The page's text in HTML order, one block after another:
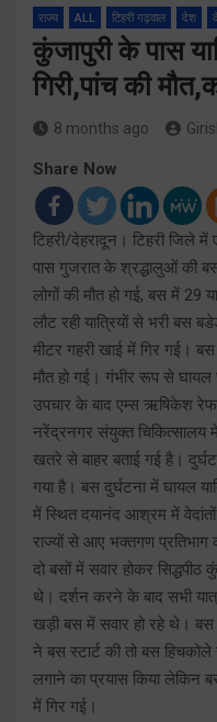
राज्य ALL टिहरी गढ़वाल देश
कुंजापुरी के पास
गिरी,पांच की
8 months ago
Share Now
टिहरी/देहरादून। टिहरी जिले
पास गुजरात के श्रद्धालुओं की
लोगों की मौत हो गई, बस में 29
लौट रही यात्रियों से भरी बस
मीटर गहरी खाई में गिर गई।
मौत हो गई। गंभीर रूप से घायल
उपचार के बाद एम्स ऋषिकेश
नरेंद्रनगर संयुक्त चिकित्सालय में
खतरे से बाहर बताई गई है।
गया है। बस दुर्घटना में घायल
में स्थित दयानंद आश्रम में वेदांतों
राज्यों से आए भक्तगण
दो बसों में सवार होकर
थे। दर्शन करने के बाद सभी
खड़ी बस में सवार हो रहे थे।
ने बस स्टार्ट की तो बस
लगाने का प्रयास किया लेकिन
में गिर गई।